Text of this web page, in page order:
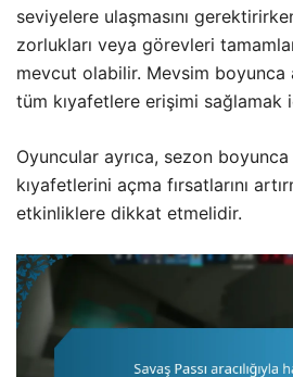
seviyelere ulaşmasını
zorlukları veya görevleri
mevcut olabilir. Mevsim
tüm kıyafetlere erişimi sağlamak
Oyuncular ayrıca, sezon
kıyafetlerini açma fırsatlarını
etkinliklere dikkat etmelidir.